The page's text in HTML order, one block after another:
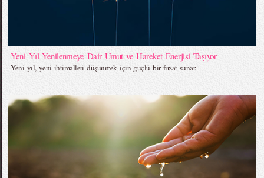
Yeni Yıl Yenilenmeye Dair Umut ve Hareket Enerjisi Taşıyor
Yeni yıl, yeni ihtimalleri düşünmek için güçlü bir fırsat sunar.